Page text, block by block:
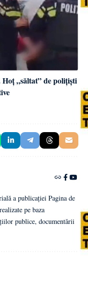
„săltat” de polițiști
a publicației Pagina de
pe baza
publice, documentării